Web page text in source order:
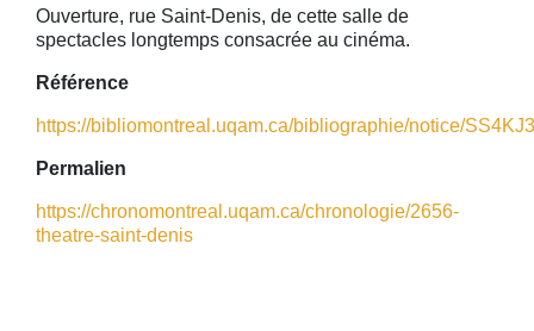
Ouverture, rue Saint-Denis, de cette salle de
spectacles longtemps consacrée au cinéma.
Référence
https://bibliomontreal.uqam.ca/bibliographie/notice/
Permalien
https://chronomontreal.uqam.ca/chronologie/2656-
theatre-saint-denis